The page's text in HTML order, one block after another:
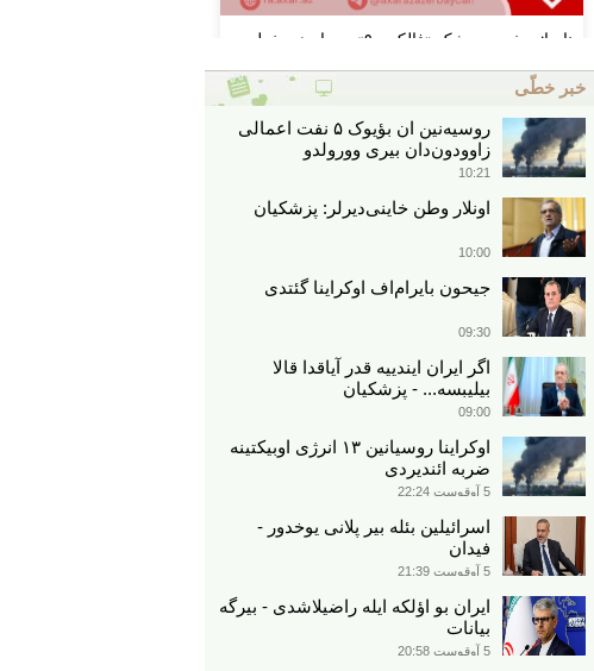
خبر خطّی
روسیه‌نین ان بؤیوک ۵ نفت اعمالی
زاوودون‌دان بیری وورولدو
10:21
اونلار وطن خاینی‌دیرلر: پزشکیان
10:00
جیحون بایرام‌اف اوکراینا گئتدی
09:30
اگر ایران ایندییه قدر آیاقدا قالا
بیلیبسه... - پزشکیان
09:00
اوکراینا روسیانین ۱۳ انرژی اوبیکتینه
ضربه ائندیردی
5 آوقوست 22:24
اسرائیلین بئله بیر پلانی یوخدور -
فیدان
5 آوقوست 21:39
ایران بو اؤلکه ایله راضیلاشدی - بیرگه
بیانات
5 آوقوست 20:58